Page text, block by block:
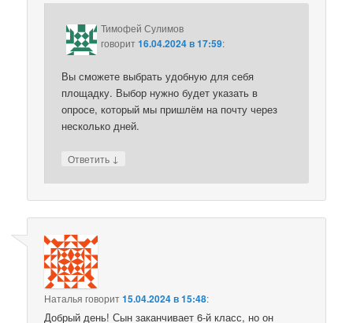
Тимофей Сулимов
говорит16.04.2024 в 17:59:
Вы сможете выбрать удобную для себя
площадку. Выбор нужно будет указать в
опросе, который мы пришлём на почту через
несколько дней.
Ответить ↓
Наталья говорит15.04.2024 в 15:48:
Добрый день! Сын заканчивает 6-й класс, но он